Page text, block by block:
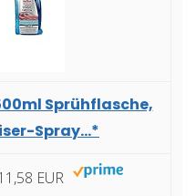
Sprühflasche,
Spray...*
EUR